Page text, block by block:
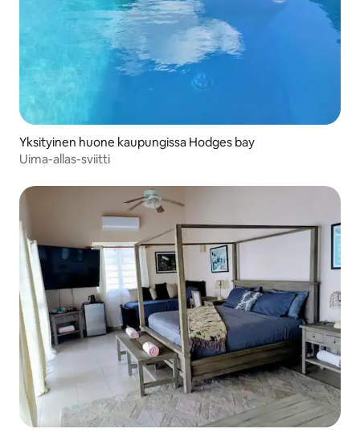
Yksityinen huone kaupungissa Hodges bay
Uima-allas-sviitti